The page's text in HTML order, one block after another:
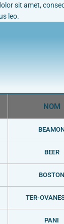
sit amet,
leo.
NOM
BEER
BOSTON
TER-
PANI